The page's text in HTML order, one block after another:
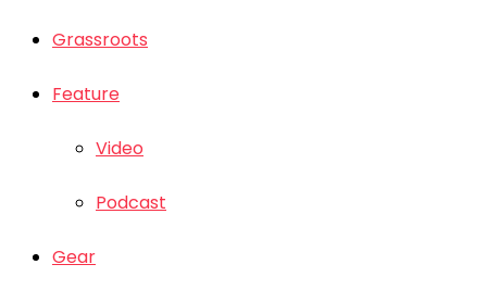
Grassroots
Feature
Video
Podcast
Gear